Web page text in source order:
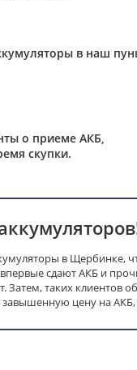
в наш
о приеме АКБ,
скупки.
в Щербинке,
сдают АКБ и
таких клиентов
цену на АКБ,